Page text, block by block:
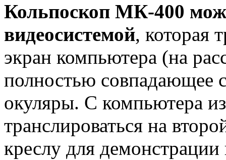
Кольпоскоп МК-400
видеосистемой, которая
экран компьютера (на
полностью совпадающее
окуляры. С компьютера
транслироваться на
креслу для демонстрации